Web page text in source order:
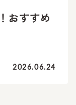
おすすめ
2026.06.24